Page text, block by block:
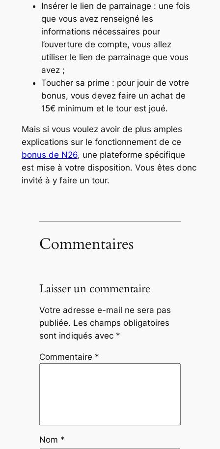
Insérer le lien de parrainage : une fois
que vous avez renseigné les
informations nécessaires pour
l’ouverture de compte, vous allez
utiliser le lien de parrainage que vous
avez ;
Toucher sa prime : pour jouir de votre
bonus, vous devez faire un achat de
15€ minimum et le tour est joué.
Mais si vous voulez avoir de plus amples
explications sur le fonctionnement de ce
bonus de N26, une plateforme spécifique
est mise à votre disposition. Vous êtes donc
invité à y faire un tour.
Commentaires
Laisser un commentaire
Votre adresse e-mail ne sera pas
publiée. Les champs obligatoires
sont indiqués avec *
Commentaire *
Nom *